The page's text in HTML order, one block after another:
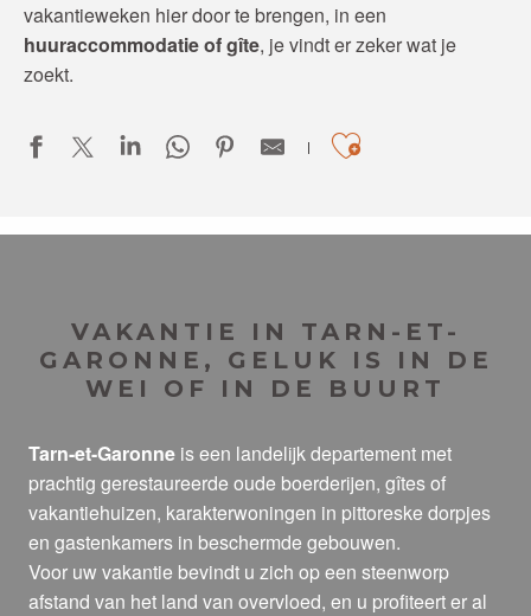
vakantieweken hier door te brengen, in een
huuraccommodatie of gîte, je vindt er zeker wat je
zoekt.
Ajouter
Domaine de Massoulac
VAKANTIE IN TARN-ET-
GARONNE, GELUK IS IN DE
WEI OF IN DE BUURT
Tarn-et-Garonne is een landelijk departement met
prachtig gerestaureerde oude boerderijen, gîtes of
vakantiehuizen, karakterwoningen in pittoreske dorpjes
en gastenkamers in beschermde gebouwen.
Voor uw vakantie bevindt u zich op een steenworp
afstand van het land van overvloed, en u profiteert er al